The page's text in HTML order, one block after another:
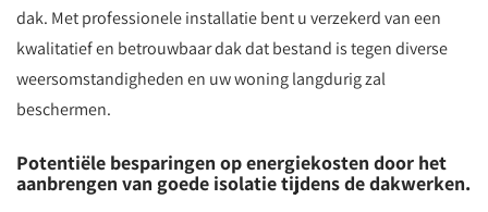
dak. Met professionele installatie bent u verzekerd van een
kwalitatief en betrouwbaar dak dat bestand is tegen diverse
weersomstandigheden en uw woning langdurig zal
beschermen.
Potentiële besparingen op energiekosten door het
aanbrengen van goede isolatie tijdens de dakwerken.